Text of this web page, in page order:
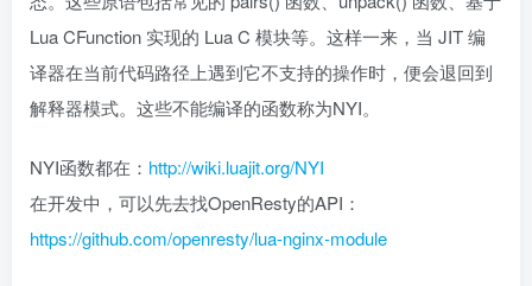
Lua CFunction 实现的 Lua C 模块等。这样一来，当 JIT 编
译器在当前代码路径上遇到它不支持的操作时，便会退回到
解释器模式。这些不能编译的函数称为NYI。
NYI函数都在： http://wiki.luajit.org/NYI
在开发中，可以先去找OpenResty的API：
https://github.com/openresty/lua-nginx-module